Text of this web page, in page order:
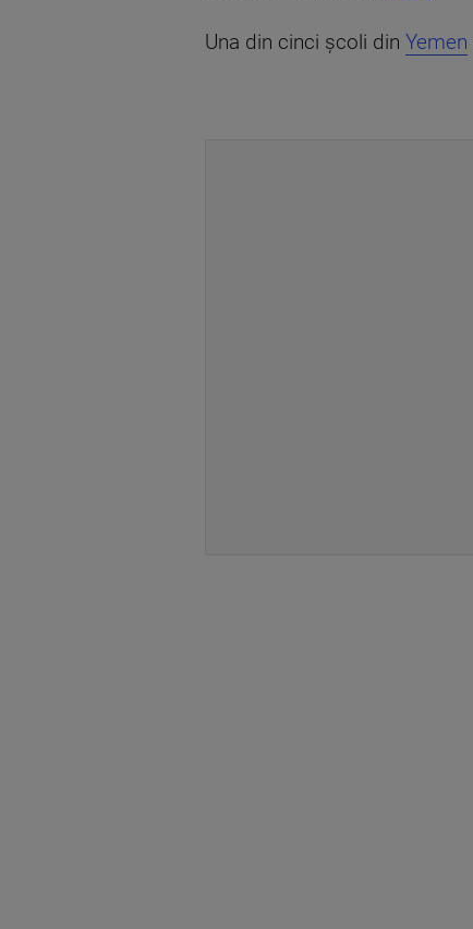
Una din cinci școli din Yemen